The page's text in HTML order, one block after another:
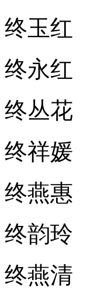
终玉红
终永红
终丛花
终祥媛
终燕惠
终韵玲
终燕清